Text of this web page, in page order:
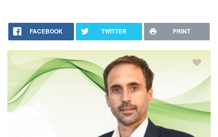
FACEBOOK TWITTER PRINT